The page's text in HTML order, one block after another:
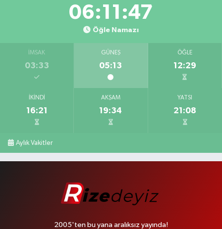
06:11:46
Öğle Namazı
İMSAK
03:33
GÜNEŞ
05:13
ÖĞLE
12:29
İKINDI
16:21
AKŞAM
19:34
YATSI
21:08
Aylık Vakitler
2005'ten bu yana aralıksız yayında!